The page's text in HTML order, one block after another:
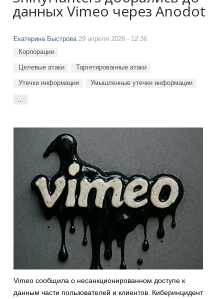
данных Vimeo через Anodot
Екатерина Быстрова29 апреля 2026 - 12:36
Корпорации
Целевые атаки Таргетированные атаки
Утечки информации Умышленные утечки информации
...
Vimeo сообщила о несанкционированном доступе к
данным части пользователей и клиентов. Киберинцидент